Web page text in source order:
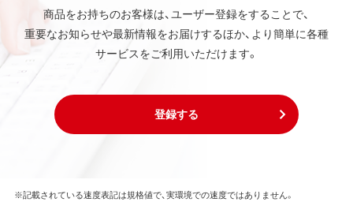
商品をお持ちのお客様は、ユーザー登録をすることで、
重要なお知らせや最新情報をお届けするほか、より簡単に各種
サービスをご利用いただけます。
登録する
※記載されている速度表記は規格値で、実環境での速度ではありません。